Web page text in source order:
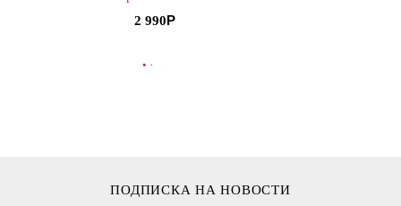
2 990
В КОРЗИНУ
ПОДПИСКА НА НОВОСТИ